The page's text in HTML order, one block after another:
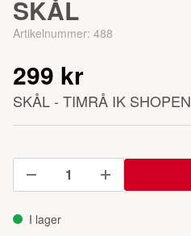
SKÅL
Artikelnummer: 488
299 kr
SKÅL - TIMRÅ IK SHOPEN
I lager